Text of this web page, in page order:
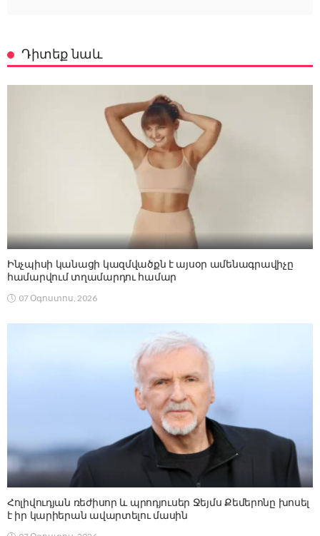
Դիտեք նաև
Ինչպիսի կանացի կազմվածքն է այսօր ամենագրավիչը
համարվում տղամարդու համար
07 Օգոստոս, 2026
Հոլիվուդյան ռեժիսոր և պրոդյուսեր Ջեյմս Քեմերոնը խոսել
է իր կարիերան ավարտելու մասին